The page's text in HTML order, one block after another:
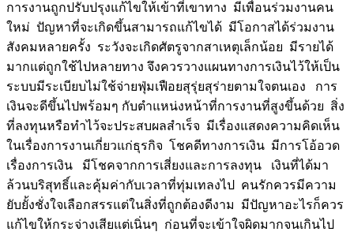
การงานถูกปรับปรุงแก้ไขให้เข้าที่เขาทาง มีเพื่อนร่วมงานคน
ใหม่ ปัญหาที่จะเกิดขึ้นสามารถแก้ไขได้ มีโอกาสได้ร่วมงาน
สังคมหลายครั้ง ระวังจะเกิดศัตรูจากสาเหตุเล็กน้อย มีรายได้
มากแต่ถูกใช้ไปหลายทาง จึงควรวางแผนทางการเงินไว้ให้เป็น
ระบบมีระเบียบไม่ใช้จ่ายฟุ่มเฟือยสุรุ่ยสุร่ายตามใจตนเอง การ
เงินจะดีขึ้นไปพร้อมๆ กับตำแหน่งหน้าที่การงานที่สูงขึ้นด้วย สิ่ง
ที่ลงทุนหรือทำไว้จะประสบผลสำเร็จ มีเรื่องแสดงความคิดเห็น
ในเรื่องการงานเกี่ยวแก่ธุรกิจ โชคดีทางการเงิน มีการโอ้อวด
เรื่องการเงิน มีโชคจากการเสี่ยงและการลงทุน เงินที่ได้มา
ล้วนบริสุทธิ์และคุ้มค่ากับเวลาที่ทุ่มเทลงไป คนรักควรมีความ
ยับยั้งชั่งใจเลือกสรรแต่ในสิ่งที่ถูกต้องดีงาม มีปัญหาอะไรก็ควร
แก้ไขให้กระจ่างเสียแต่เนิ่นๆ ก่อนที่จะเข้าใจผิดมากจนเกินไป